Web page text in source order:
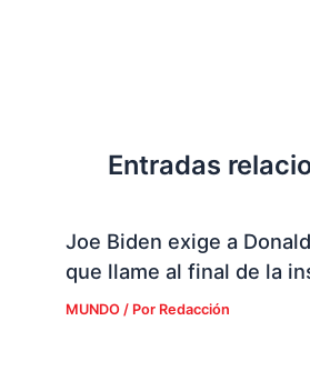
Entradas
Joe Biden exige a
que llame al final de la
MUNDO/ Por Redacción